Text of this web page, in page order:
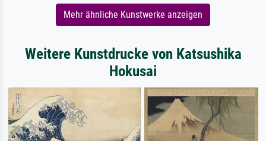
Mehr ähnliche Kunstwerke anzeigen
Weitere Kunstdrucke von Katsushika
Hokusai